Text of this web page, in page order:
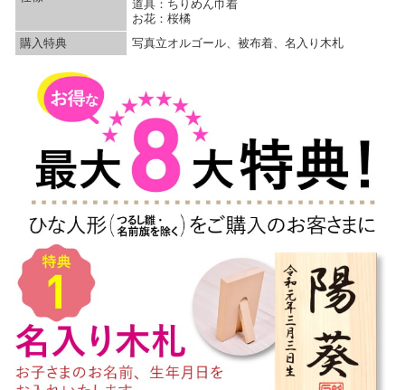
道具：ちりめん巾着
お花：桜橘
購入特典
写真立オルゴール、被布着、名入り木札